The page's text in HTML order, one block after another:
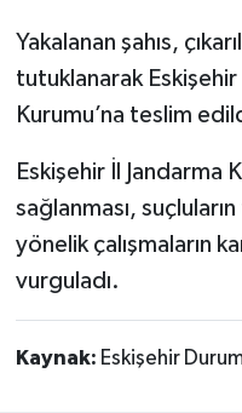
Yakalanan şahıs,
tutuklanarak
Kurumu’na teslim
Eskişehir İl Jandarma
sağlanması,
yönelik çalışmaların
vurguladı.
Kaynak: Eskişehir